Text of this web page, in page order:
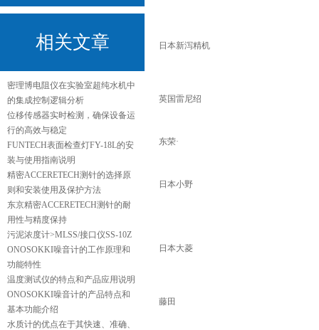
相关文章
密理博电阻仪在实验室超纯水机中
的集成控制逻辑分析
位移传感器实时检测，确保设备运
行的高效与稳定
FUNTECH表面检查灯FY-18L的安
装与使用指南说明
精密ACCERETECH测针的选择原
则和安装使用及保护方法
东京精密ACCERETECH测针的耐
用性与精度保持
污泥浓度计>MLSS/接口仪SS-10Z
ONOSOKKI噪音计的工作原理和
功能特性
温度测试仪的特点和产品应用说明
ONOSOKKI噪音计的产品特点和
基本功能介绍
水质计的优点在于其快速、准确、
日本新泻精机
英国雷尼绍
东荣·
日本小野
日本大菱
藤田